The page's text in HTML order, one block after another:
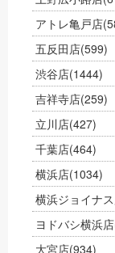
アトレ亀戸店
五反田店(599)
渋谷店(1444)
吉祥寺店(259)
立川店(427)
千葉店(464)
横浜店(1034)
横浜ジョイナ
ヨドバシ横浜店
大宮店(934)